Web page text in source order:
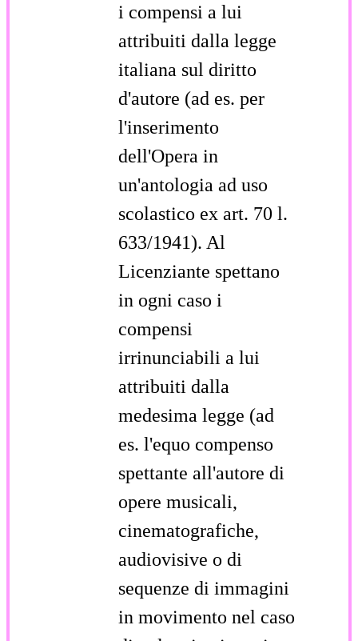
i compensi a lui
attribuiti dalla legge
italiana sul diritto
d'autore (ad es. per
l'inserimento
dell'Opera in
un'antologia ad uso
scolastico ex art. 70 l.
633/1941). Al
Licenziante spettano
in ogni caso i
compensi
irrinunciabili a lui
attribuiti dalla
medesima legge (ad
es. l'equo compenso
spettante all'autore di
opere musicali,
cinematografiche,
audiovisive o di
sequenze di immagini
in movimento nel caso